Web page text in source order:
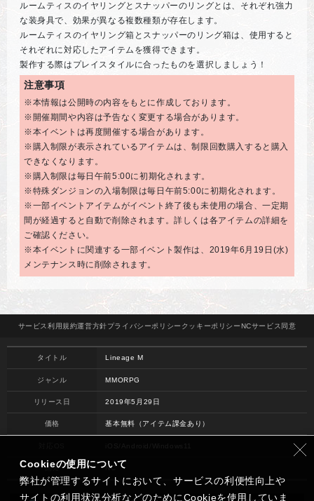
ルームティスのイヤリングとスナッパーのリングとは、それぞれ強力
な装身具で、効果が異なる複数種類が存在します。
ルームティスのイヤリング箱とスナッパーのリング箱は、使用すると
それぞれに対応したアイテムを獲得できます。
製作する際はプレイスタイルに合ったものを選択しましょう！
注意事項
※本情報は公開時の内容をもとに作成しております。
※開催期間や内容は予告なく変更する場合があります。
※本イベントは再度開催する場合があります。
※購入制限が表示されているアイテムは、制限回数購入すると購入
できなくなります。
※購入制限は毎日午前5:00に初期化されます。
※特殊ダンジョンの入場制限は毎日午前5:00に初期化されます。
※一部イベントアイテムがイベント終了後も未使用の場合、一定期
間が経過すると自動で削除されます。詳しくは各アイテムの詳細を
ご確認ください。
※本イベントに関連する一部イベント製作は、2019年6月19日(水)
メンテナンス時に削除されます。
サービス 利用規約運営方針プライバシーポリシー クッキーポリシーNCサービス 同意
タイトル Lineage M
ジャンル MMORPG
リリース日 2019年5月29日
価格 基本無料（アイテム課金あり）
開発 NC
Cookieの使用について
弊社が管理するサイトにおいて、サービスの利便性向上や
サイトの利用状況分析などのためにCookieを使用していま